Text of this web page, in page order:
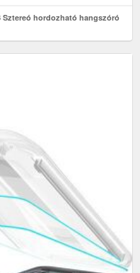
Sztereó hordozható hangszóró